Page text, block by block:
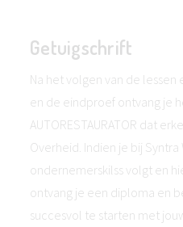
Getuigschrift
Na het volgen van de
en de eindproef ontvang je
AUTORESTAURATOR dat
Overheid. Indien je bij
ondernemerskilss volgt en
ontvang je een diploma en
succesvol te starten met